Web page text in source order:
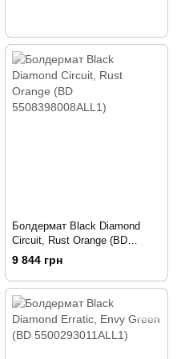
Болдермат Black Diamond
Circuit, Rust Orange (BD
5508398008ALL1)
9 844 грн